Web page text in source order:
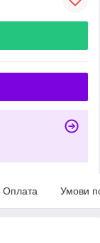
Оплата Умови